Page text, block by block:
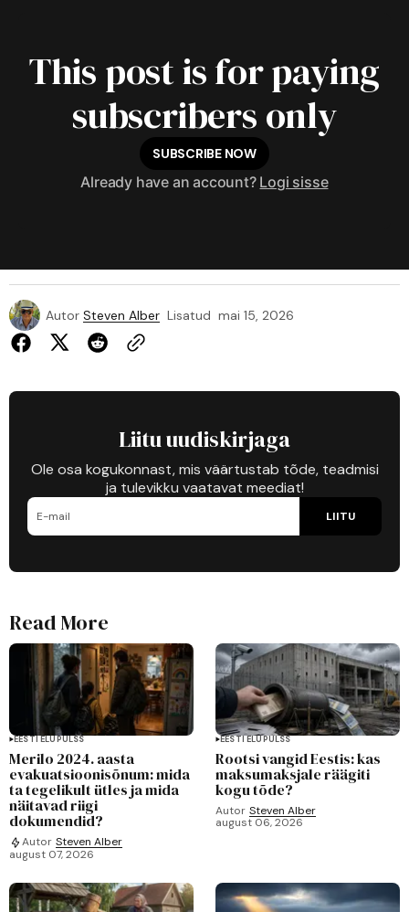
This post is for paying
subscribers only
SUBSCRIBE NOW
Already have an account? Logi sisse
Autor Steven Alber Lisatud mai 15, 2026
Liitu uudiskirjaga
Ole osa kogukonnast, mis väärtustab tõde, teadmisi
ja tulevikku vaatavat meediat!
LIITU
Read More
EESTI ELUPULSS
Merilo 2024. aasta
evakuatsioonisõnum: mida
ta tegelikult ütles ja mida
näitavad riigi
dokumendid?
Autor Steven Alber
august 07, 2026
EESTI ELUPULSS
Rootsi vangid Eestis: kas
maksumaksjale räägiti
kogu tõde?
Autor Steven Alber
august 06, 2026